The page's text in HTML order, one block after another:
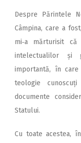
Despre Părintele
Câmpina, care a
mi‑a mărturisit că
intelectualilor și
importantă, în
teologie
documente
Statului.
Cu toate acestea,